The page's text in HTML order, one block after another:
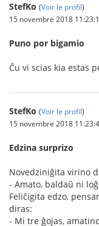
StefKo (Voir le profil)
15 novembre 2018
Puno por bigamio
Ĉu vi scias kia estas
StefKo (Voir le profil)
15 novembre 2018
Edzina surprizo
Novedziniĝita virino
- Amato, baldaŭ ni
Feliĉigita edzo,
diras:
- Mi tre ĝojas,